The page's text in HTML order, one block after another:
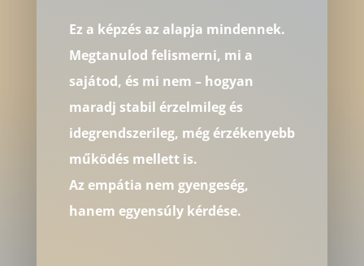
Ez a képzés az alapja mindennek.
Megtanulod felismerni, mi a
sajátod, és mi nem – hogyan
maradj stabil érzelmileg és
idegrendszerileg, még érzékenyebb
működés mellett is.
Az empátia nem gyengeség,
hanem egyensúly kérdése.